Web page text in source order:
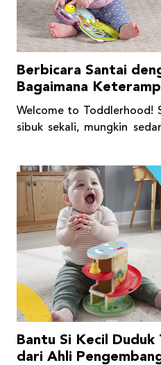
Berbicara Santai
Bagaimana
Berkembang
Welcome to Toddlerhood!
sibuk sekali, mungkin
Bantu Si Kecil
dari Ahli